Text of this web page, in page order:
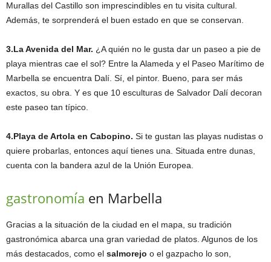
Murallas del Castillo son imprescindibles en tu visita cultural.
Además, te sorprenderá el buen estado en que se conservan.
3.La Avenida del Mar. ¿A quién no le gusta dar un paseo a pie de
playa mientras cae el sol? Entre la Alameda y el Paseo Marítimo de
Marbella se encuentra Dalí. Sí, el pintor. Bueno, para ser más
exactos, su obra. Y es que 10 esculturas de Salvador Dalí decoran
este paseo tan típico.
4.Playa de Artola en Cabopino. Si te gustan las playas nudistas o
quiere probarlas, entonces aquí tienes una. Situada entre dunas,
cuenta con la bandera azul de la Unión Europea.
gastronomía en Marbella
Gracias a la situación de la ciudad en el mapa, su tradición
gastronómica abarca una gran variedad de platos. Algunos de los
más destacados, como el salmorejo o el gazpacho lo son,